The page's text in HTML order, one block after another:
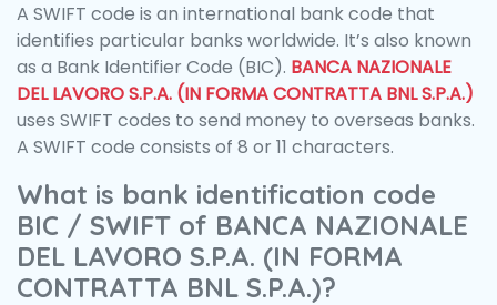
A SWIFT code is an international bank code that
identifies particular banks worldwide. It’s also known
as a Bank Identifier Code (BIC). BANCA NAZIONALE
DEL LAVORO S.P.A. (IN FORMA CONTRATTA BNL S.P.A.)
uses SWIFT codes to send money to overseas banks.
A SWIFT code consists of 8 or 11 characters.
What is bank identification code
BIC / SWIFT of BANCA NAZIONALE
DEL LAVORO S.P.A. (IN FORMA
CONTRATTA BNL S.P.A.)?